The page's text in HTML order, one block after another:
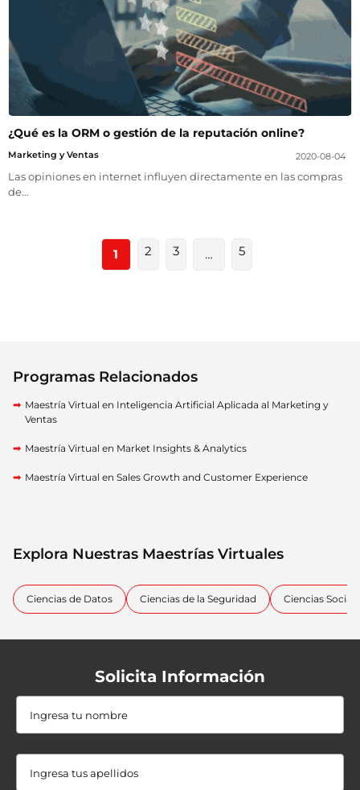
¿Qué es la ORM o gestión de la reputación online?
Marketing y Ventas 2020-08-04
Las opiniones en internet influyen directamente en las compras
de…
1 2 3 … 5
Programas Relacionados
Maestría Virtual en Inteligencia Artificial Aplicada al Marketing y
Ventas
Maestría Virtual en Market Insights & Analytics
Maestría Virtual en Sales Growth and Customer Experience
Explora Nuestras Maestrías Virtuales
Ciencias de Datos Ciencias de la Seguridad Ciencias
Solicita Información